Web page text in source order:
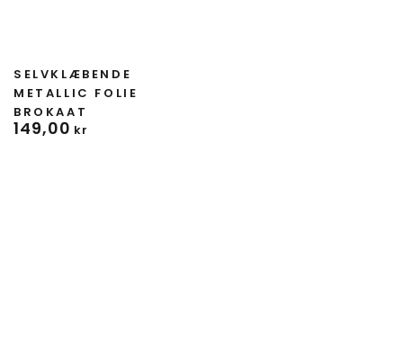
SELVKLÆBENDE
METALLIC FOLIE
BROKAAT
Normal
149,00 kr